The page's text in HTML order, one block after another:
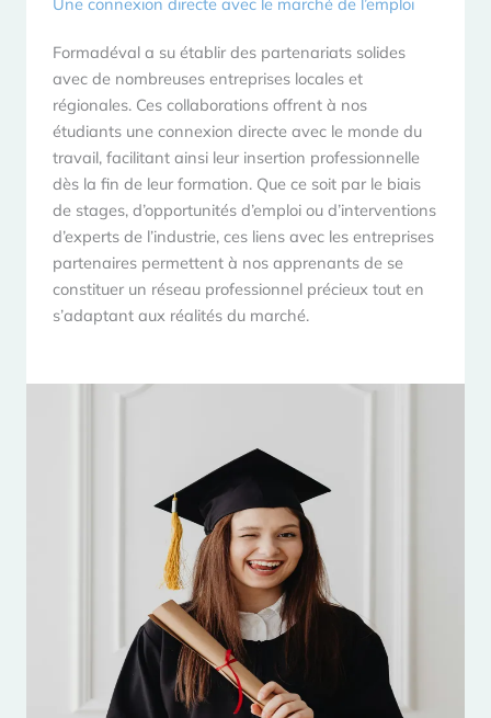
Formadéval a su établir des partenariats solides
avec de nombreuses entreprises locales et
régionales. Ces collaborations offrent à nos
étudiants une connexion directe avec le monde du
travail, facilitant ainsi leur insertion professionnelle
dès la fin de leur formation. Que ce soit par le biais
de stages, d’opportunités d’emploi ou d’interventions
d’experts de l’industrie, ces liens avec les entreprises
partenaires permettent à nos apprenants de se
constituer un réseau professionnel précieux tout en
s’adaptant aux réalités du marché.